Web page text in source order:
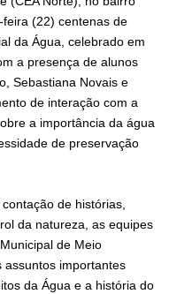
(22) centenas de
da Água, celebrado em
a presença de alunos
Sebastiana Novais e
de interação com a
a importância da água
de preservação
de histórias,
da natureza, as equipes
de Meio
assuntos importantes
da Água e a história do